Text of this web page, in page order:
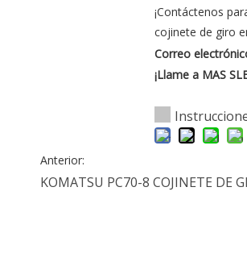
¡Contáctenos
cojinete de giro
Correo
¡Llame a MAS
Anterior:
KOMATSU PC70-8 COJINETE DE